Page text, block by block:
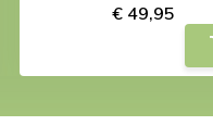
€ 49,95